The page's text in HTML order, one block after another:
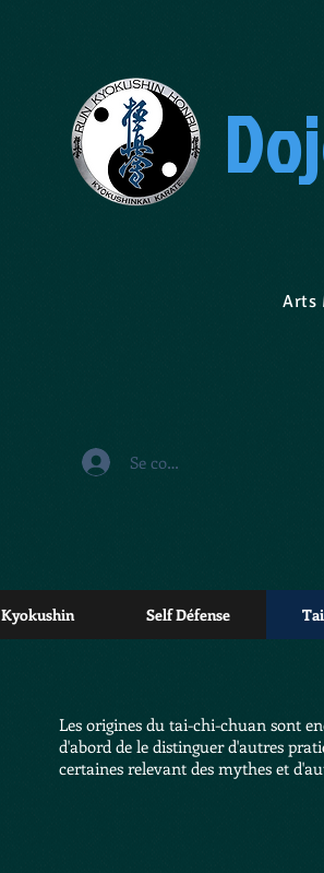
Arts
Se connecter
Kyokushin Self Défense
Les origines du tai-chi-chuan sont
d'abord de le distinguer d'autres
certaines relevant des mythes et